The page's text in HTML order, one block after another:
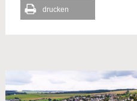
drucken